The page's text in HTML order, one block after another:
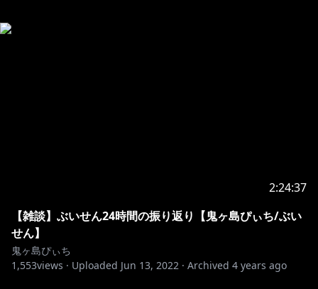
2:24:37
【雑談】ぶいせん24時間の振り返り【鬼ヶ島ぴぃち/ぶい
せん】
鬼ヶ島ぴぃち
1,553views · Uploaded Jun 13, 2022 · Archived 4 years ago